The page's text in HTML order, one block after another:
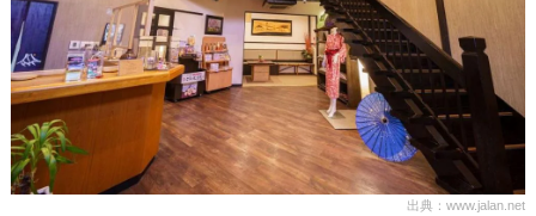
出典：www.jalan.net